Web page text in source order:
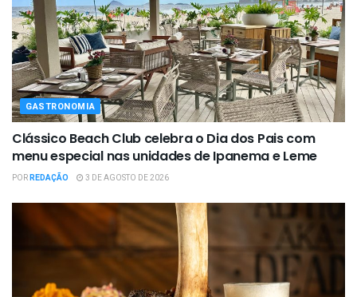
GASTRONOMIA
Clássico Beach Club celebra o Dia dos Pais com
menu especial nas unidades de Ipanema e Leme
PORREDAÇÃO 3 DE AGOSTO DE 2026